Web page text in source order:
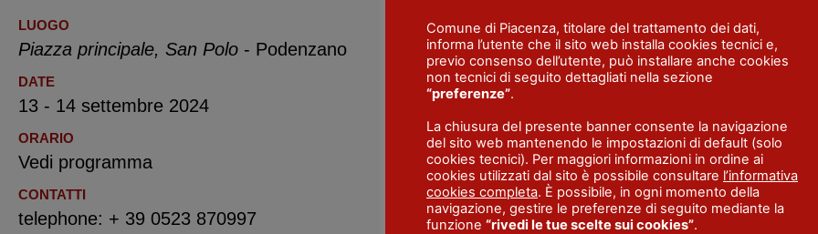
LUOGO
Piazza principale, San Polo - Podenzano
DATE
13 - 14 settembre 2024
ORARIO
Vedi programma
CONTATTI
telephone: + 39 0523 870997
Comune di Piacenza, titolare del trattamento dei dati,
informa l’utente che il sito web installa cookies tecnici e,
previo consenso dell’utente, può installare anche cookies
non tecnici di seguito dettagliati nella sezione
“preferenze”.
La chiusura del presente banner consente la navigazione
del sito web mantenendo le impostazioni di default (solo
cookies tecnici). Per maggiori informazioni in ordine ai
cookies utilizzati dal sito è possibile consultare l’informativa
cookies completa. È possibile, in ogni momento della
navigazione, gestire le preferenze di seguito mediante la
funzione “rivedi le tue scelte sui cookies”.